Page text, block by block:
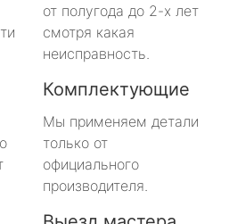
от полугода до 2-х лет
смотря какая
неисправность.
Комплектующие
Мы применяем детали
только от
официального
производителя.